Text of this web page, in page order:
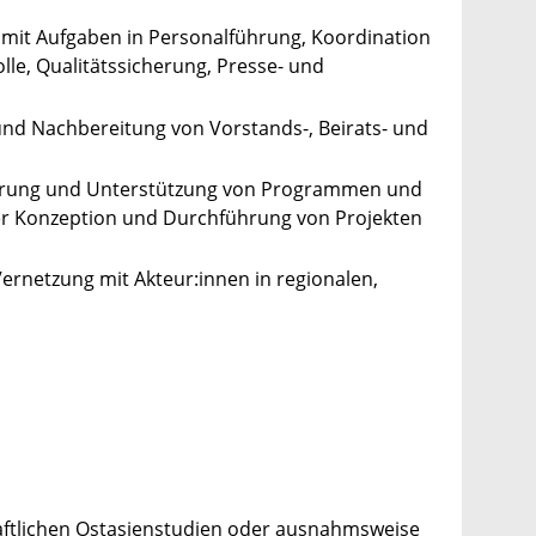
Aufgaben in Personalführung, Koordination
Qualitätssicherung, Presse- und
Nachbereitung von Vorstands-, Beirats- und
und Unterstützung von Programmen und
Konzeption und Durchführung von Projekten
mit Akteur:innen in regionalen,
Ostasienstudien oder ausnahmsweise